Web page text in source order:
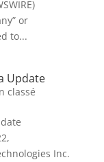
or
to...
Update
classé
Inc.